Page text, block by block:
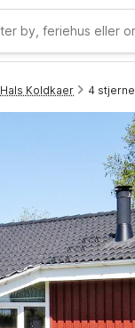
Hals Koldkaer 4